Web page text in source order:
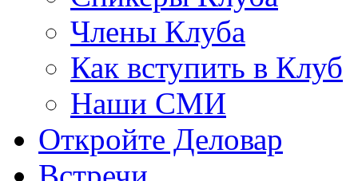
Члены Клуба
Как вступить в Клуб
Наши СМИ
Откройте Деловар